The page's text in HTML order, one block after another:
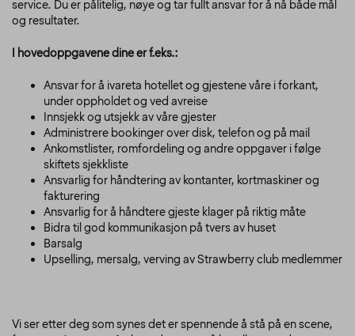
service. Du er pålitelig, nøye og tar fullt ansvar for å nå både mål
og resultater.
I hovedoppgavene dine er f.eks.:
Ansvar for å ivareta hotellet og gjestene våre i forkant,
under oppholdet og ved avreise
Innsjekk og utsjekk av våre gjester
Administrere bookinger over disk, telefon og på mail
Ankomstlister, romfordeling og andre oppgaver i følge
skiftets sjekkliste
Ansvarlig for håndtering av kontanter, kortmaskiner og
fakturering
Ansvarlig for å håndtere gjeste klager på riktig måte
Bidra til god kommunikasjon på tvers av huset
Barsalg
Upselling, mersalg, verving av Strawberry club medlemmer
Vi ser etter deg som synes det er spennende å stå på en scene,